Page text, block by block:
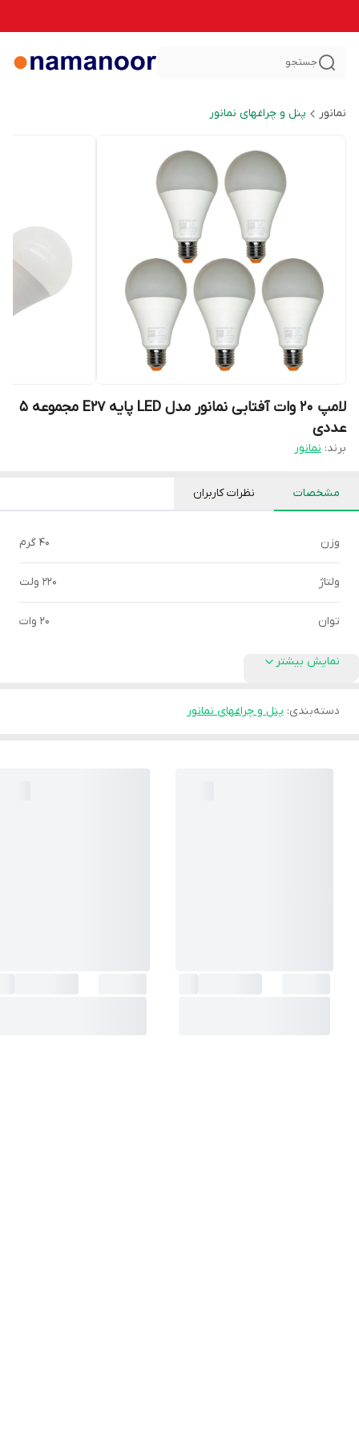
جستجو
نمانور پنل و چراغهای نمانور
لامپ 20 وات آفتابی نمانور مدل LED پایه E27 مجموعه 5
عددی
برند: نمانور
مشخصات نظرات کاربران
وزن 40 گرم
ولتاژ 220 ولت
توان 20 وات
نمایش بیشتر
دسته‌بندی: پنل و چراغهای نمانور